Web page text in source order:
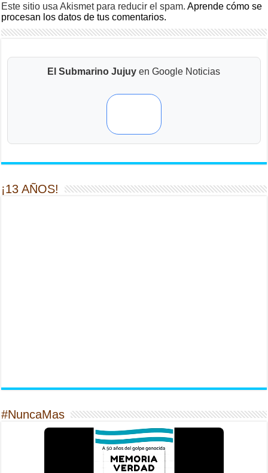
Este sitio usa Akismet para reducir el spam.Aprende cómo se
procesan los datos de tus comentarios.
El Submarino Jujuy en Google Noticias
¡13 AÑOS!
#NuncaMas